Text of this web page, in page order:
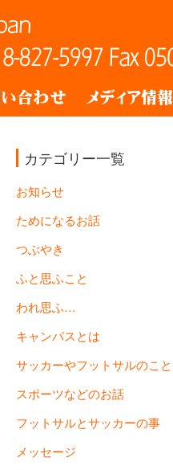
合わせ メディア情報
カテゴリー一覧
お知らせ
ためになるお話
つぶやき
ふと思ふこと
われ思ふ…
キャンパスとは
サッカーやフットサルのこと
スポーツなどのお話
フットサルとサッカーの事
メッセージ